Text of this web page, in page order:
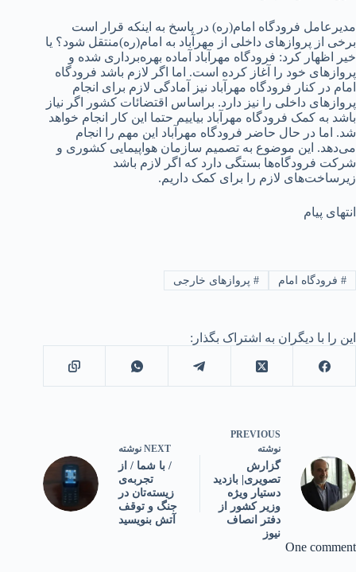
مدیرعامل فرودگاه امام(ره) در پاسخ به اینکه قرار است
برخی از پروازهای داخلی از مهرآباد به امام(ره)‌منتقل شود؟ یا
خیر اظهار کرد: فرودگاه مهرآباد آماده بهره‌برداری شده و
پروازهای خود را آغاز کرده است. اما اگر لازم باشد فرودگاه‌
امام در کنار فرودگاه مهرآباد نیز آمادگی لازم برای انجام
پروازهای داخلی را نیز دارد. براساس اقتضائات کشور اگر نیاز
باشد به کمک فرودگاه مهرآباد بیاییم حتما این کار انجام خواهد
شد. اما در حال حاضر فرودگاه مهرآباد این مهم را انجام
می‌دهد. این موضوع به تصمیم سازمان هواپیمایی کشوری و
شرکت فرودگاه‌ها بستگی دارد که اگر لازم باشد
زیرساخت‌های لازم را برای کمک داریم.
انتهای پیام
#فرودگاه امام #پروازهای خارجی
این را با دیگران به اشتراک بگذار:
PREVIOUS
نوشته
گزارش
تصویری| بازدید
دستیار ویژه
وزیر کشور از
دفتر انصاف
نیوز
NEXT نوشته
/ با شما / از
تجربه‌ی
زیسته‌‌تان در
جنگ و توقف
آتش بنویسید
One comment